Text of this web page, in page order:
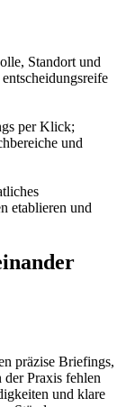
Standort und
per Klick;
und
etablieren und
präzise Briefings,
der Praxis fehlen
und klare